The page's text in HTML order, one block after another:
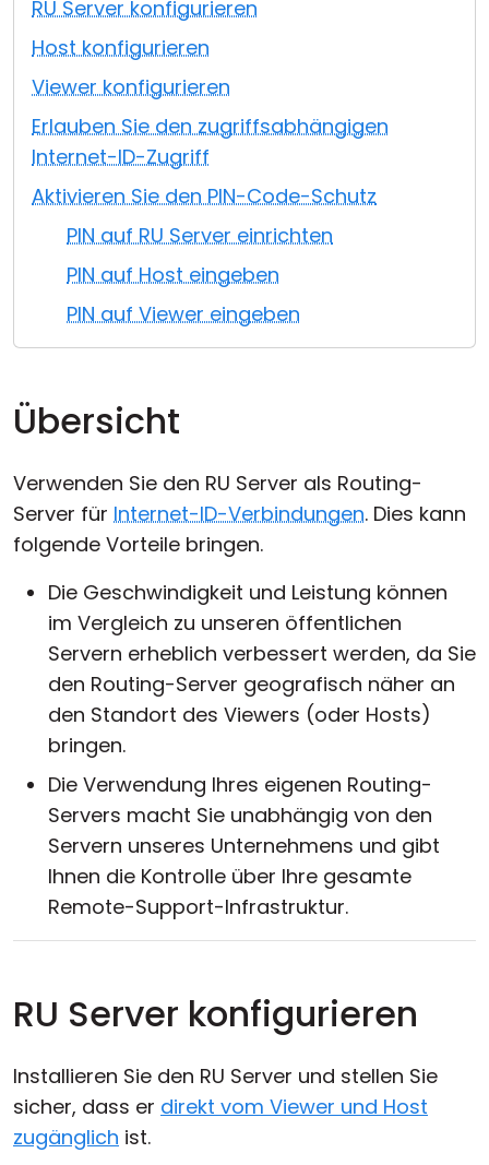
RU Server konfigurieren
Host konfigurieren
Viewer konfigurieren
Erlauben Sie den zugriffsabhängigen
Internet-ID-Zugriff
Aktivieren Sie den PIN-Code-Schutz
PIN auf RU Server einrichten
PIN auf Host eingeben
PIN auf Viewer eingeben
Übersicht
Verwenden Sie den RU Server als Routing-
Server für Internet-ID-Verbindungen. Dies kann
folgende Vorteile bringen.
Die Geschwindigkeit und Leistung können
im Vergleich zu unseren öffentlichen
Servern erheblich verbessert werden, da Sie
den Routing-Server geografisch näher an
den Standort des Viewers (oder Hosts)
bringen.
Die Verwendung Ihres eigenen Routing-
Servers macht Sie unabhängig von den
Servern unseres Unternehmens und gibt
Ihnen die Kontrolle über Ihre gesamte
Remote-Support-Infrastruktur.
RU Server konfigurieren
Installieren Sie den RU Server und stellen Sie
sicher, dass er direkt vom Viewer und Host
zugänglich ist.
Cloud & On-Premise